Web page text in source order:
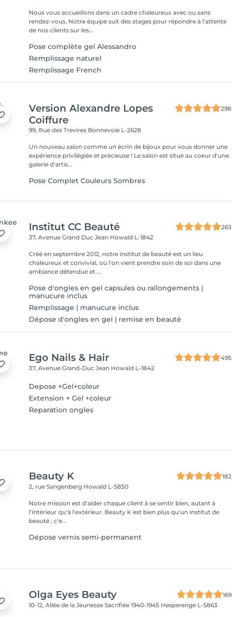
Nous vous accueillons dans un cadre chaleureux avec ou sans
rendez-vous. Notre équipe suit des stages pour répondre à l'attente
de nos clients sur les...
Pose complète gel Alessandro
Remplissage naturel
Remplissage French
Version Alexandre Lopes
Coiffure
298
99, Rue des Trevires Bonnevoie L-2628
Un nouveau salon comme un écrin de bijoux pour vous donner une
expérience privilégiée et précieuse ! Le salon est situé au coeur d'une
galerie d'artis...
Pose Complet Couleurs Sombres
Institut CC Beauté
263
37, Avenue Grand Duc Jean Howald L-1842
Créé en septembre 2012, notre institut de beauté est un lieu
chaleureux et convivial, où l'on vient prendre soin de soi dans une
ambiance détendue et ...
Pose d'ongles en gel capsules ou rallongements |
manucure inclus
Remplissage | manucure inclus
Dépose d'ongles en gel | remise en beauté
Ego Nails & Hair
495
37, Avenue Grand-Duc Jean Howald L-1842
Depose +Gel+coleur
Extension + Gel +coleur
Reparation ongles
Beauty K
182
2, rue Sangenberg Howald L-5850
Notre mission est d'aider chaque client à se sentir bien, autant à
l'intérieur qu'à l'extérieur. Beauty K est bien plus qu'un institut de
beauté ; c'e...
Dépose vernis semi-permanent
Olga Eyes Beauty
169
10-12, Allée de la Jeunesse Sacrifiée 1940-1945 Hesperange L-5863